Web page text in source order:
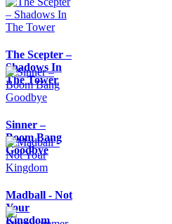
The Scepter –
Shadows In
The Tower
Sinner –
Boom Bang
Goodbye
Madball - Not
Your
Kingdom